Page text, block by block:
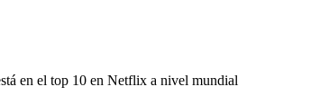
en el top 10 en Netflix a nivel mundial